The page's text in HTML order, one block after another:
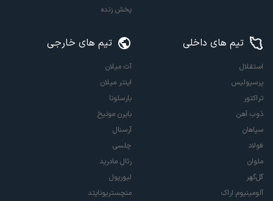
پخش زنده
تیم های داخلی
استقلال
پرسپولیس
تراکتور
ذوب آهن
سپاهان
فولاد
ملوان
گل‌گهر
آلومینیوم اراک
تیم های خارجی
آث میلان
اینتر میلان
بارسلونا
بایرن مونیخ
آرسنال
چلسی
رئال مادرید
لیورپول
منچستریونایتد